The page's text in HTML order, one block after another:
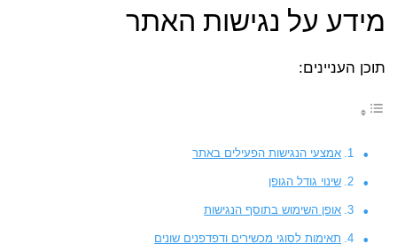
מידע על נגישות האתר
תוכן העניינים:
אמצעי הנגישות הפעילים באתר
שינוי גודל הגופן
אופן השימוש בתוסף הנגישות
תאימות לסוגי מכשירים ודפדפנים שונים